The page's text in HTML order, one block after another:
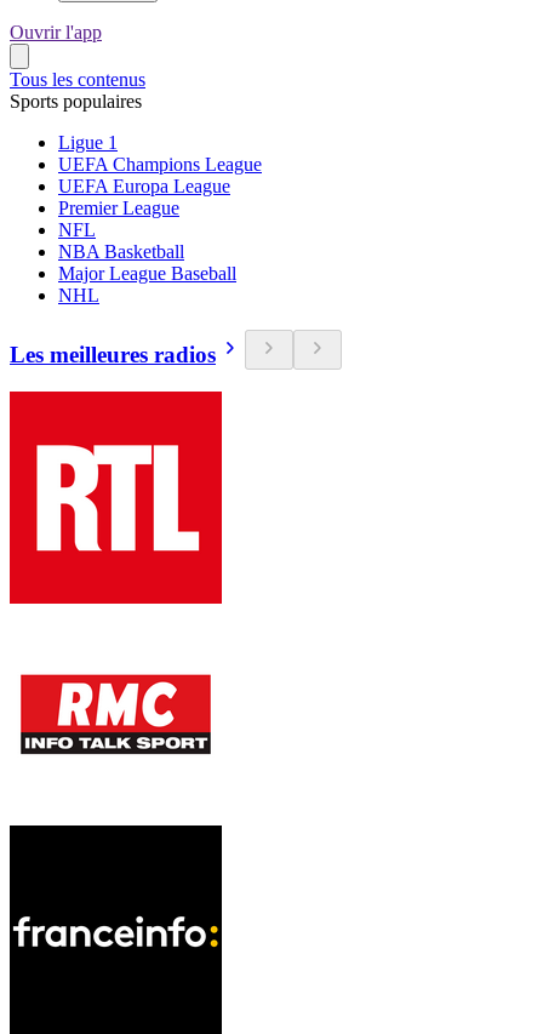
Ouvrir l'app
Tous les contenus
Sports populaires
Ligue 1
UEFA Champions League
UEFA Europa League
Premier League
NFL
NBA Basketball
Major League Baseball
NHL
Les meilleures radios